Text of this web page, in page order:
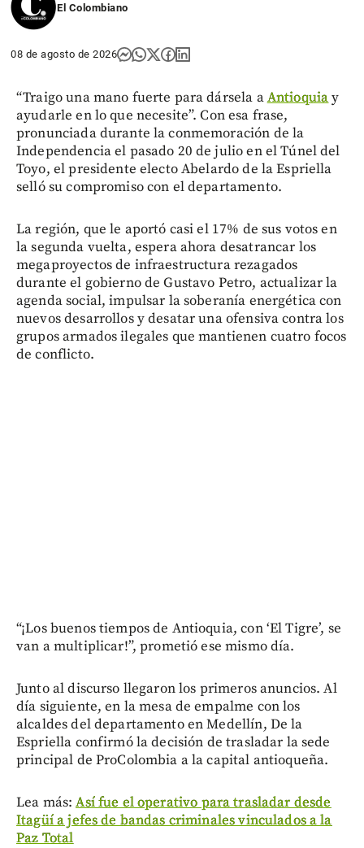
El Colombiano
08 de agosto de 2026
“Traigo una mano fuerte para dársela aAntioquiay
ayudarle en lo que necesite”. Con esa frase,
pronunciada durante la conmemoración de la
Independencia el pasado 20 de julio en el Túnel del
Toyo, el presidente electo Abelardo de la Espriella
selló su compromiso con el departamento.
La región, que le aportó casi el 17% de sus votos en
la segunda vuelta, espera ahora desatrancar los
megaproyectos de infraestructura rezagados
durante el gobierno de Gustavo Petro, actualizar la
agenda social, impulsar la soberanía energética con
nuevos desarrollos y desatar una ofensiva contra los
grupos armados ilegales que mantienen cuatro focos
de conflicto.
“¡Los buenos tiempos de Antioquia, con ‘El Tigre’, se
van a multiplicar!”, prometió ese mismo día.
Junto al discurso llegaron los primeros anuncios. Al
día siguiente, en la mesa de empalme con los
alcaldes del departamento en Medellín, De la
Espriella confirmó la decisión de trasladar la sede
principal de ProColombia a la capital antioqueña.
Lea más:Así fue el operativo para trasladar desde
Itagüí a jefes de bandas criminales vinculados a la
Paz Total